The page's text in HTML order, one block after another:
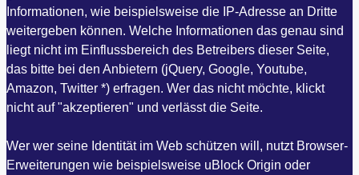
Informationen, wie beispielsweise die IP-Adresse an Dritte
weitergeben können. Welche Informationen das genau sind
liegt nicht im Einflussbereich des Betreibers dieser Seite,
das bitte bei den Anbietern (jQuery, Google, Youtube,
Amazon, Twitter *) erfragen. Wer das nicht möchte, klickt
nicht auf "akzeptieren" und verlässt die Seite.
Wer wer seine Identität im Web schützen will, nutzt Browser-
Erweiterungen wie beispielsweise uBlock Origin oder